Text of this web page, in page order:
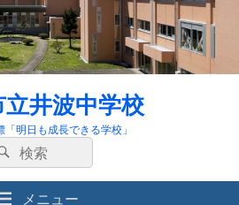
井波中学校
「明日も成長できる学校」
検
索
メニュー